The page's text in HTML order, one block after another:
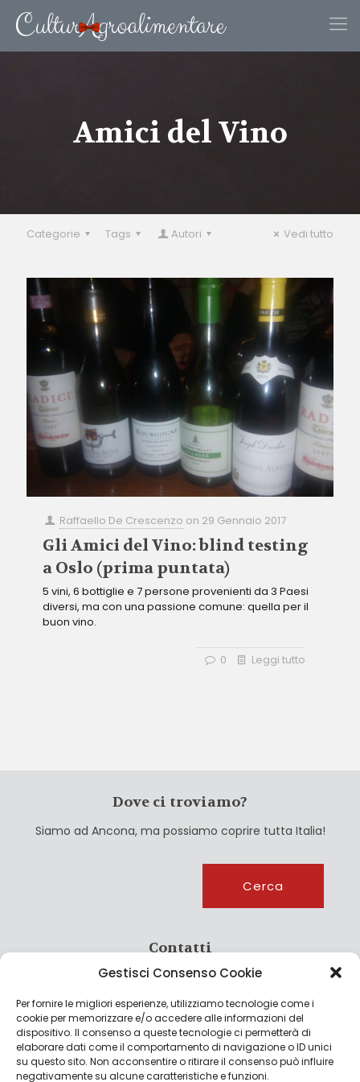
Gestisci Consenso Cookie
Per fornire le migliori esperienze, utilizziamo tecnologie come i
cookie per memorizzare e/o accedere alle informazioni del
dispositivo. Il consenso a queste tecnologie ci permetterà di
elaborare dati come il comportamento di navigazione o ID unici
su questo sito. Non acconsentire o ritirare il consenso può influire
negativamente su alcune caratteristiche e funzioni.
Amici del Vino
Categorie Tags Autori Vedi tutto
Raffaello De Crescenzo on 29 Gennaio 2017
Gli Amici del Vino: blind testing
a Oslo (prima puntata)
5 vini, 6 bottiglie e 7 persone provenienti da 3 Paesi
diversi, ma con una passione comune: quella per il
buon vino.
0 Leggi tutto
Dove ci troviamo?
Siamo ad Ancona, ma possiamo coprire tutta Italia!
Cerca
Contatti
info@culturagroalimentare.com
Note legali